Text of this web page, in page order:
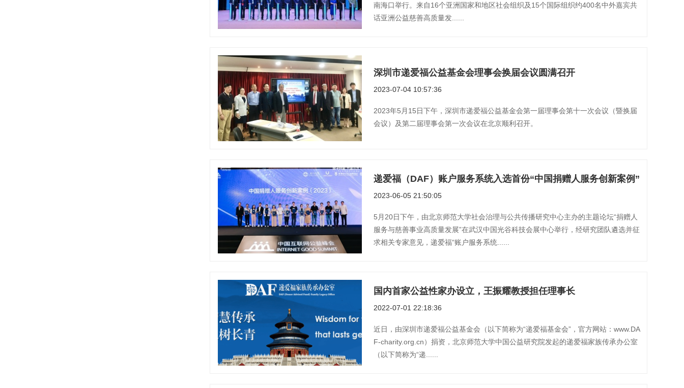
南海口举行。来自16个亚洲国家和地区社会组织及15个国际组织约400名中外嘉宾共
话亚洲公益慈善高质量发......
深圳市递爱福公益基金会理事会换届会议圆满召开
2023-07-04 10:57:36
2023年5月15日下午，深圳市递爱福公益基金会第一届理事会第十一次会议（暨换届
会议）及第二届理事会第一次会议在北京顺利召开。
递爱福（DAF）账户服务系统入选首份“中国捐赠人服务创新案例”
2023-06-05 21:50:05
5月20日下午，由北京师范大学社会治理与公共传播研究中心主办的主题论坛“捐赠人
服务与慈善事业高质量发展”在武汉中国光谷科技会展中心举行，经研究团队遴选并征
求相关专家意见，递爱福“账户服务系统......
国内首家公益性家办设立，王振耀教授担任理事长
2022-07-01 22:18:36
近日，由深圳市递爱福公益基金会（以下简称为“递爱福基金会”，官方网站：www.DA
F-charity.org.cn）捐资，北京师范大学中国公益研究院发起的递爱福家族传承办公室
（以下简称为“递......